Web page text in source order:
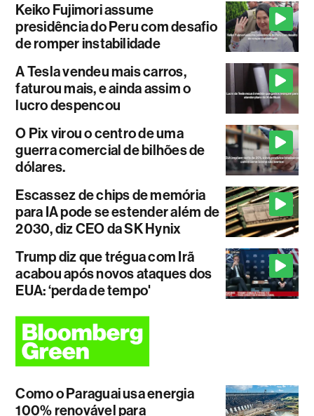
Keiko Fujimori assume
presidência do Peru com desafio
de romper instabilidade
A Tesla vendeu mais carros,
faturou mais, e ainda assim o
lucro despencou
O Pix virou o centro de uma
guerra comercial de bilhões de
dólares.
Escassez de chips de memória
para IA pode se estender além de
2030, diz CEO da SK Hynix
Trump diz que trégua com Irã
acabou após novos ataques dos
EUA: ‘perda de tempo'
Como o Paraguai usa energia
100% renovável para